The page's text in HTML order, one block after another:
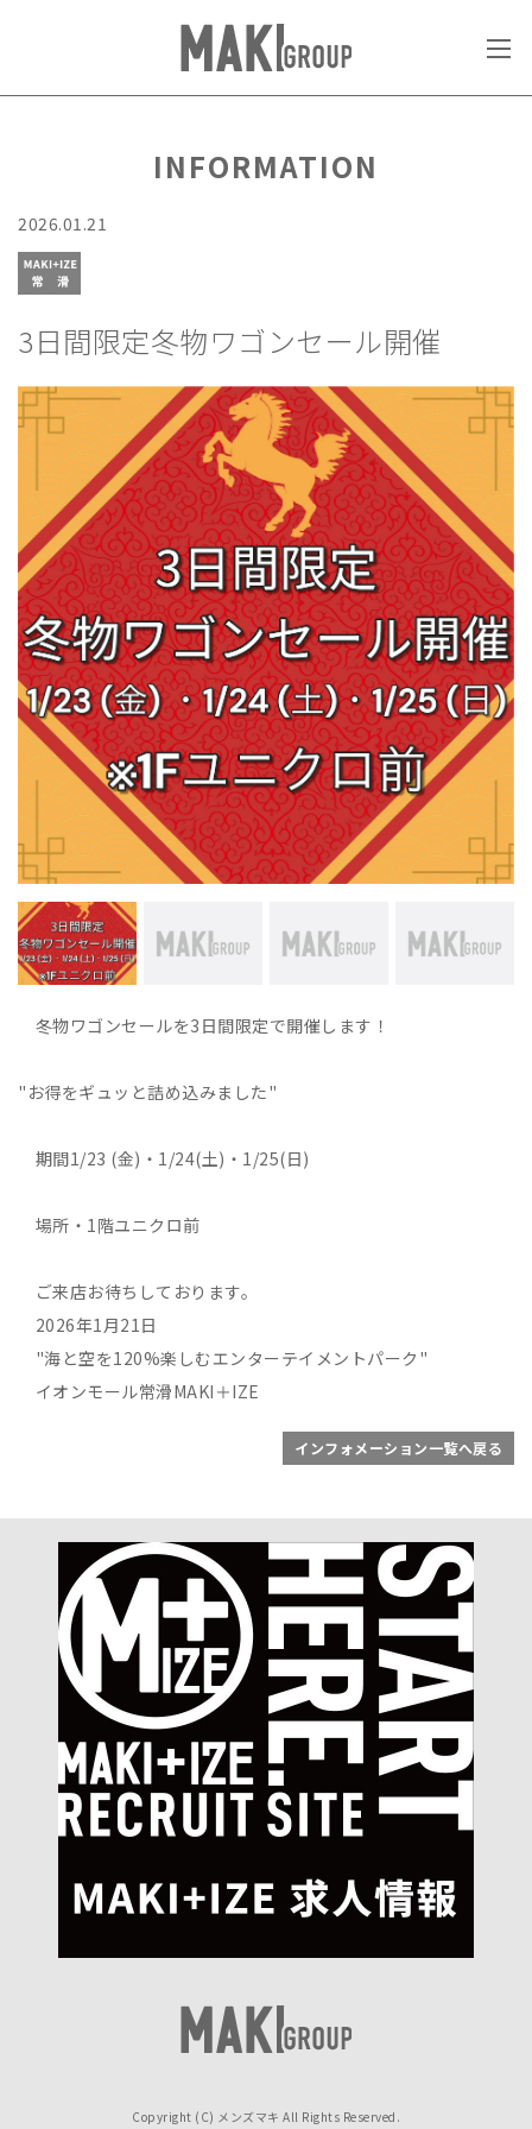
INFORMATION
2026.01.21
3日間限定冬物ワゴンセール開催
冬物ワゴンセールを3日間限定で開催します！
"お得をギュッと詰め込みました"
期間1/23 (金)・1/24(土)・1/25(日)
場所・1階ユニクロ前
ご来店お待ちしております。
2026年1月21日
"海と空を120%楽しむエンターテイメントパーク"
イオンモール常滑MAKI＋IZE
インフォメーション一覧へ戻る
Copyright (C) メンズマキ All Rights Reserved.